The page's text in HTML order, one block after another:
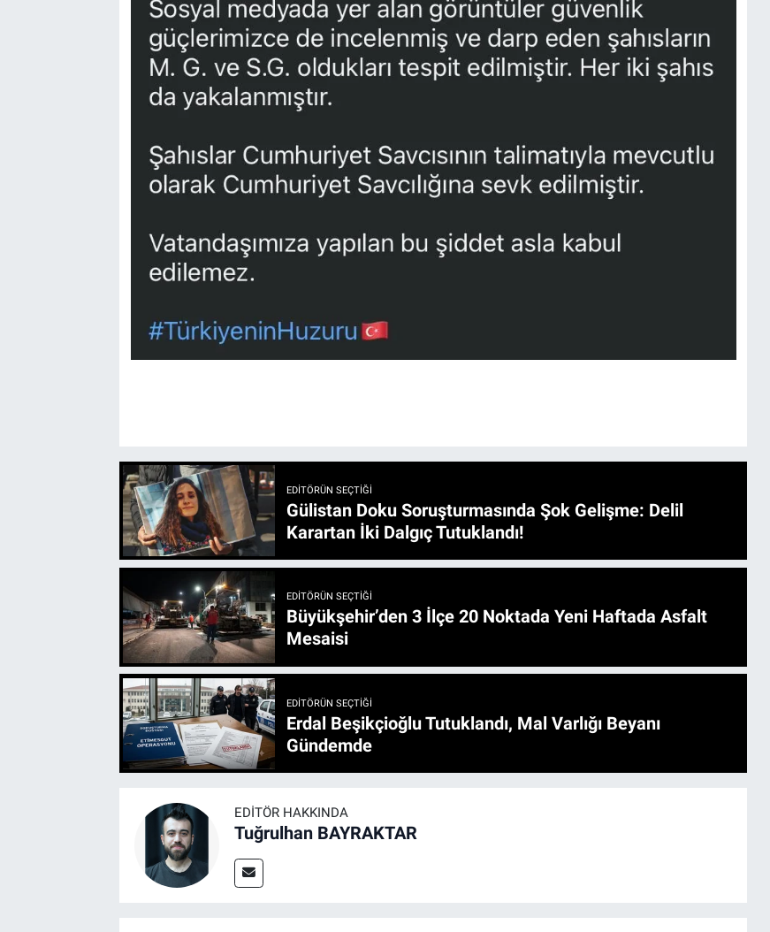
EDITÖRÜN SEÇTIĞI
Gülistan Doku Soruşturmasında Şok Gelişme: Delil
Karartan İki Dalgıç Tutuklandı!
EDITÖRÜN SEÇTIĞI
Büyükşehir’den 3 İlçe 20 Noktada Yeni Haftada Asfalt
Mesaisi
EDITÖRÜN SEÇTIĞI
Erdal Beşikçioğlu Tutuklandı, Mal Varlığı Beyanı
Gündemde
EDITÖR HAKKINDA
Tuğrulhan BAYRAKTAR